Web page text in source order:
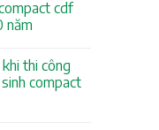
cdf
năm
thi công
compact